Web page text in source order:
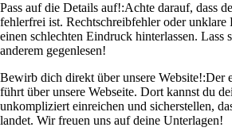
Pass auf die Details auf!:Achte darauf, dass
fehlerfrei ist. Rechtschreibfehler oder unklare
einen schlechten Eindruck hinterlassen. Lass
anderem gegenlesen!
Bewirb dich direkt über unsere Website!:Der
führt über unsere Webseite. Dort kannst du
unkompliziert einreichen und sicherstellen,
landet. Wir freuen uns auf deine Unterlagen!